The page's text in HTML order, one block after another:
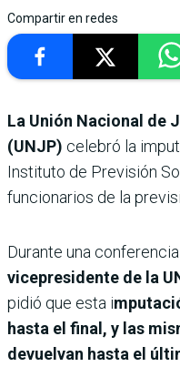
Compartir en redes
La Unión Nacional de
(UNJP) celebró la
Instituto de Previsión
funcionarios de la
Durante una
vicepresidente de la
pidió que esta i
hasta el final, y las
devuelvan hasta el